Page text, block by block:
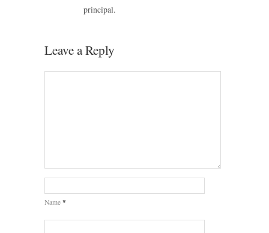
principal.
Leave a Reply
Name *